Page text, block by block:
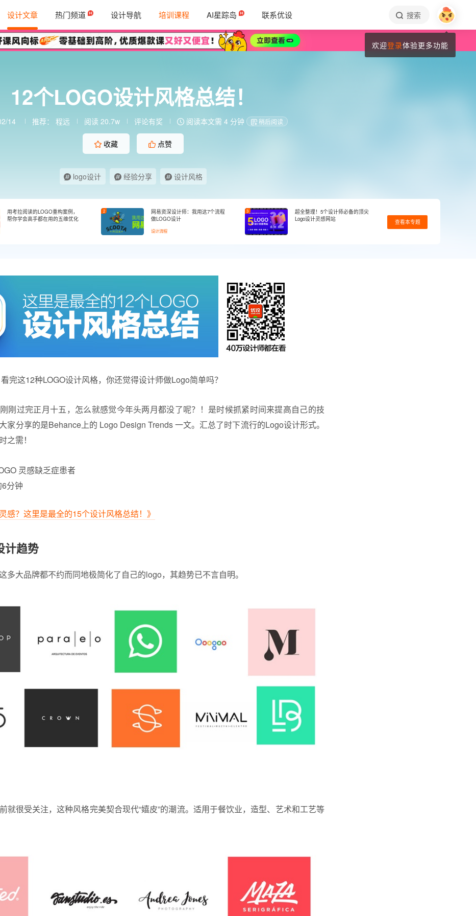
设计文章 热门频道 设计导航 培训课程 AI星踪岛 联系优设 搜索
12个LOGO设计风格总结！
14 推荐： 程远 阅读 20.7w 评论有奖 阅读本文需 4 分钟 稍后阅读
收藏 点赞
logo设计 经验分享 设计风格
用考拉阅读的LOGO重构案例，
帮你学会高手都在用的五维优化
2
网易资深设计师：我用这7个流程
做LOGO设计
设计流程
3
超全整理！5个设计师必备的顶尖
Logo设计灵感网站
查看本专题
看完这12种LOGO设计风格，你还觉得设计师做Logo简单吗？
刚过完正月十五，怎么就感觉今年头两月都没了呢？！是时候抓紧时间来提高自己的技
家分享的是Behance上的 Logo Design Trends 一文。汇总了时下流行的Logo设计形式。
之需！
灵感缺乏症患者
分钟
灵感？这里是最全的15个设计风格总结！》
计趋势
多大品牌都不约而同地极简化了自己的logo，其趋势已不言自明。
就很受关注，这种风格完美契合现代“嬉皮”的潮流。适用于餐饮业，造型、艺术和工艺等
欢迎登录体验更多功能